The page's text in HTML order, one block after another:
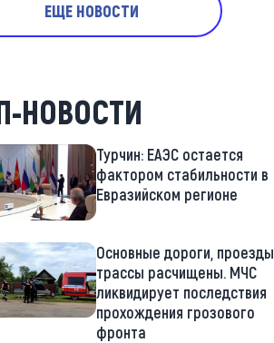
ЕЩЕ НОВОСТИ
НОВОСТИ
Турчин: ЕАЭС остается
фактором стабильности в
Евразийском регионе
Основные дороги, проезды,
трассы расчищены. МЧС
ликвидирует последствия
прохождения грозового
фронта